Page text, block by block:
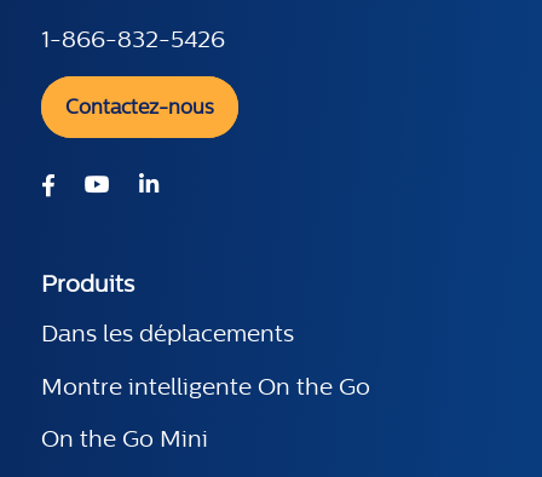
1-866-832-5426
Contactez-nous
Produits
Dans les déplacements
Montre intelligente On the Go
On the Go Mini